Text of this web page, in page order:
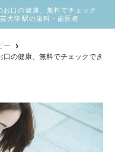
お口の健康、無料でチェック
大学駅の歯科・歯医者
ー
口の健康、無料でチェックでき